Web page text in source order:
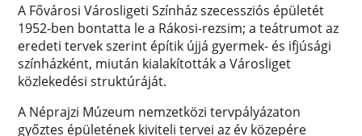
A Fővárosi Városligeti Színház szecessziós épületét
1952-ben bontatta le a Rákosi-rezsim; a teátrumot az
eredeti tervek szerint építik újjá gyermek- és ifjúsági
színházként, miután kialakították a Városliget
közlekedési struktúráját.
A Néprajzi Múzeum nemzetközi tervpályázaton
győztes épületének kiviteli tervei az év közepére